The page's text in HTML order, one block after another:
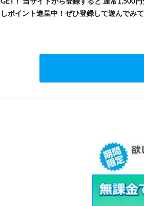
GET！ 当サイトから登録すると 通常1,500
しポイント進呈中！ぜひ登録して遊んでみて